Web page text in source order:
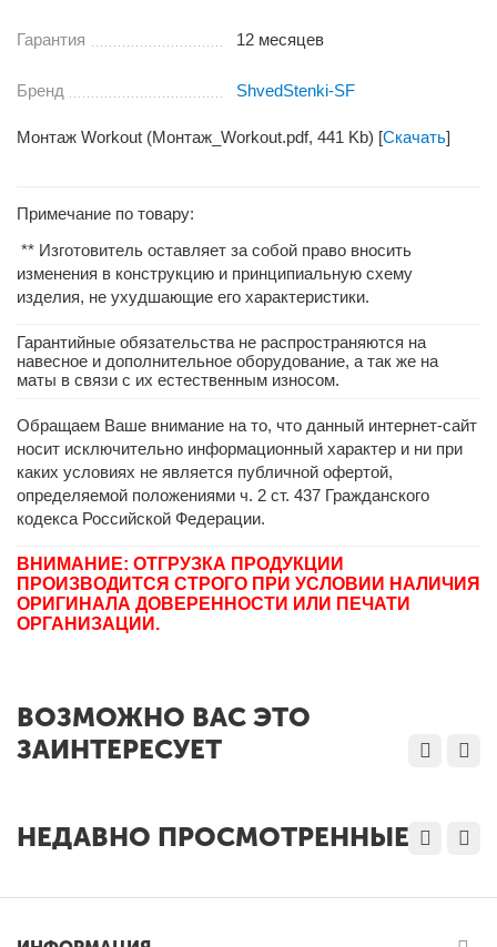
Гарантия 12 месяцев
Бренд ShvedStenki-SF
Монтаж Workout (Монтаж_Workout.pdf, 441 Kb) [Скачать]
Примечание по товару:
** Изготовитель оставляет за собой право вносить
изменения в конструкцию и принципиальную схему
изделия, не ухудшающие его характеристики.
Гарантийные обязательства не распространяются на
навесное и дополнительное оборудование, а так же на
маты в связи с их естественным износом.
Обращаем Ваше внимание на то, что данный интернет-сайт
носит исключительно информационный характер и ни при
каких условиях не является публичной офертой,
определяемой положениями ч. 2 ст. 437 Гражданского
кодекса Российской Федерации.
ВНИМАНИЕ: ОТГРУЗКА ПРОДУКЦИИ
ПРОИЗВОДИТСЯ СТРОГО ПРИ УСЛОВИИ НАЛИЧИЯ
ОРИГИНАЛА ДОВЕРЕННОСТИ ИЛИ ПЕЧАТИ
ОРГАНИЗАЦИИ.
ВОЗМОЖНО ВАС ЭТО
ЗАИНТЕРЕСУЕТ
НЕДАВНО ПРОСМОТРЕННЫЕ